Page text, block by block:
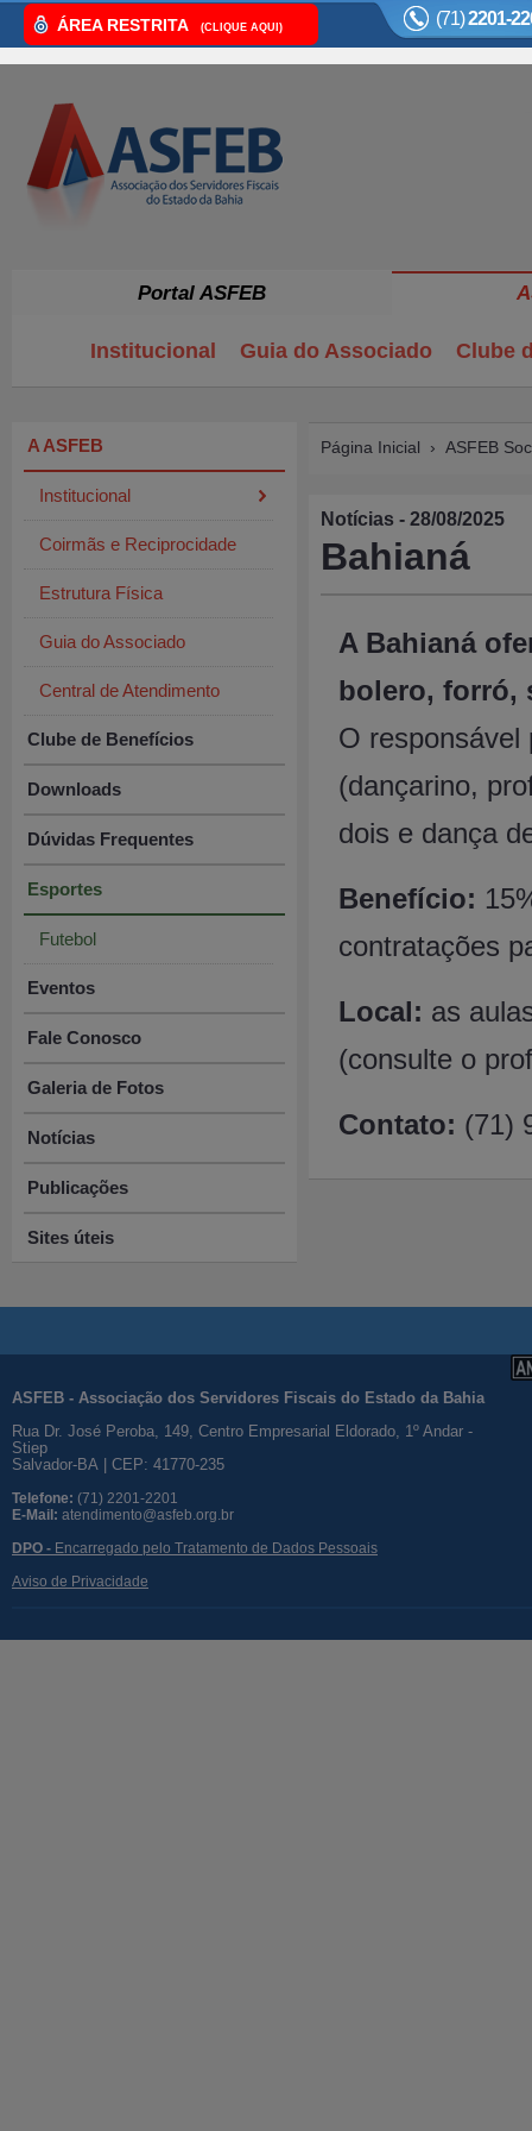
ÁREA RESTRITA (CLIQUE AQUI) (71)2201-
Portal ASFEB
Institucional Guia do Associado Clube
A ASFEB
Institucional
Coirmãs e Reciprocidade
Estrutura Física
Guia do Associado
Central de Atendimento
Clube de Benefícios
Downloads
Dúvidas Frequentes
Esportes
Futebol
Eventos
Fale Conosco
Galeria de Fotos
Notícias
Publicações
Sites úteis
Página Inicial › ASFEB
Notícias - 28/08/2025
Bahianá
A Bahianá
bolero, forró,
O responsável
(dançarino,
dois e dança
Benefício:
contratações
Local: as
(consulte o
Contato: (71)
ASFEB - Associação dos Servidores Fiscais do Estado da Bahia
Rua Dr. José Peroba, 149, Centro Empresarial Eldorado, 1º Andar -
Stiep
Salvador-BA | CEP: 41770-235
Telefone: (71) 2201-2201
E-Mail: atendimento@asfeb.org.br
DPO - Encarregado pelo Tratamento de Dados Pessoais
Aviso de Privacidade